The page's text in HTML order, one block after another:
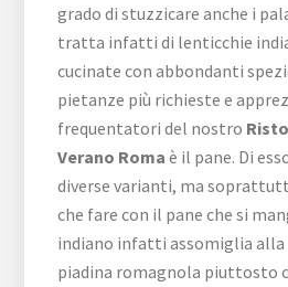
grado di stuzzicare anche i
tratta infatti di lenticchie
cucinate con abbondanti
pietanze più richieste e
frequentatori del nostro
Verano Roma è il pane. Di
diverse varianti, ma
che fare con il pane che si
indiano infatti assomiglia alla
piadina romagnola piuttosto